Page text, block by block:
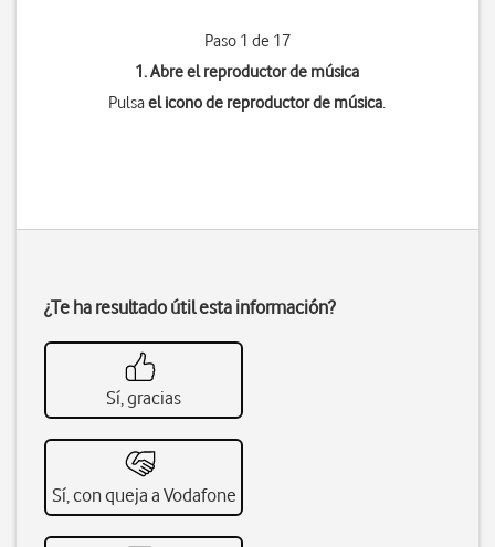
Paso 1 de 17
1. Abre el reproductor de música
Pulsael icono de reproductor de música.
¿Te ha resultado útil esta información?
Sí, gracias
Sí, con queja a Vodafone